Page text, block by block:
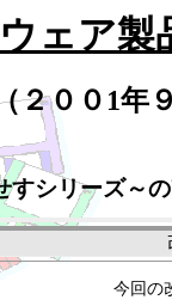
ェア製
２００ 1年
すシリーズ～
今回の